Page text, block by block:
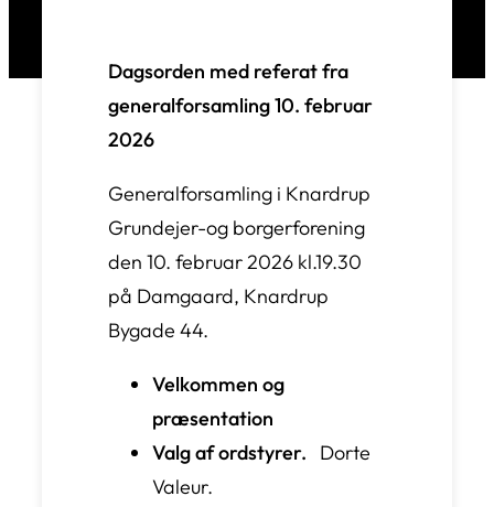
Dagsorden med referat fra
generalforsamling 10. februar
2026
Generalforsamling i Knardrup
Grundejer-og borgerforening
den 10. februar 2026 kl.19.30
på Damgaard, Knardrup
Bygade 44.
Velkommen og
præsentation
Valg af ordstyrer. Dorte
Valeur.